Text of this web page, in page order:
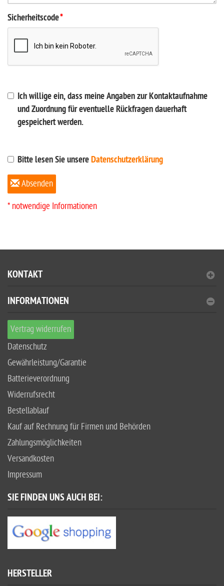
Sicherheitscode*
Ich willige ein, dass meine Angaben zur Kontaktaufnahme
und Zuordnung für eventuelle Rückfragen dauerhaft
gespeichert werden.
Bitte lesen Sie unsereDatenschutzerklärung
Absenden
* notwendige Informationen
KONTAKT
INFORMATIONEN
Vertrag widerrufen
Datenschutz
Gewährleistung/Garantie
Batterieverordnung
Widerrufsrecht
Bestellablauf
Kauf auf Rechnung für Firmen und Behörden
Zahlungsmöglichkeiten
Versandkosten
Impressum
SIE FINDEN UNS AUCH BEI:
HERSTELLER